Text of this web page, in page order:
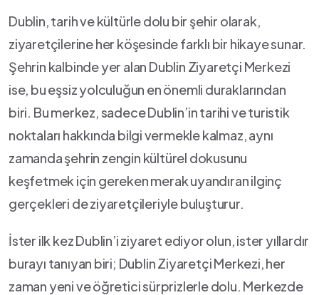
Dublin, tarih ve kültürle‍ dolu bir şehir olarak,
‌ziyaretçilerine her köşesinde farklı bir hikaye sunar.
Şehrin kalbinde yer alan Dublin Ziyaretçi Merkezi
ise, bu eşsiz yolculuğun en önemli duraklarından
biri. Bu merkez, sadece ​Dublin’in tarihi ve turistik
noktaları ⁣hakkında bilgi ⁢vermekle kalmaz, aynı ​
zamanda​ şehrin‍ zengin kültürel​ dokusunu
‍keşfetmek için gereken ​merak ​uyandıran ilginç‍
gerçekleri de ziyaretçileriyle​ buluşturur.
İster ilk kez Dublin’i ‍ziyaret ediyor olun, ister yıllardır
burayı tanıyan⁢ biri; Dublin ‌Ziyaretçi Merkezi,⁢ her
zaman yeni ve⁣ öğretici sürprizlerle dolu. Merkezde